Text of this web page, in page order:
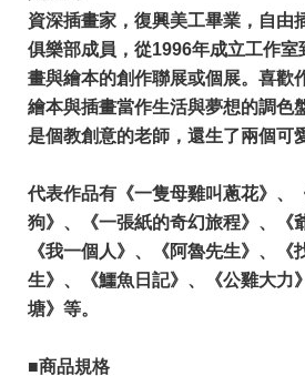
資深插畫家，復興美工畢業，自由
俱樂部成員，從1996年成立工作室
畫與繪本的創作聯展或個展。喜歡
繪本與插畫當作生活與夢想的調色
是個教創意的老師，還生了兩個可
代表作品有《一隻母雞叫蔥花》、
狗》、《一張紙的奇幻旅程》、《
《我一個人》、《阿魯先生》、《
生》、《鱷魚日記》、《公雞大力
塘》等。
■商品規格